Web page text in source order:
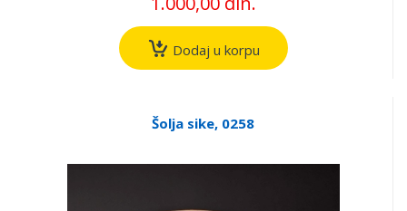
Dodaj u korpu
Šolja sike, 0258